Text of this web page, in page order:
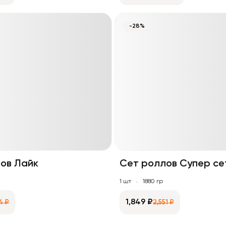
Лайк
₽
-28%
Сет роллов Супер
1 шт 1880 гр
2,551 ₽
1,849 ₽